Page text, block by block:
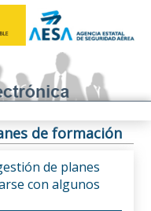
de formación
de planes
con algunos